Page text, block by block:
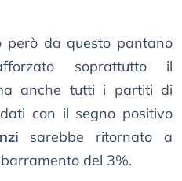
però da questo pantano
soprattutto il
anche tutti i partiti di
con il segno positivo
sarebbe ritornato a
del 3%.